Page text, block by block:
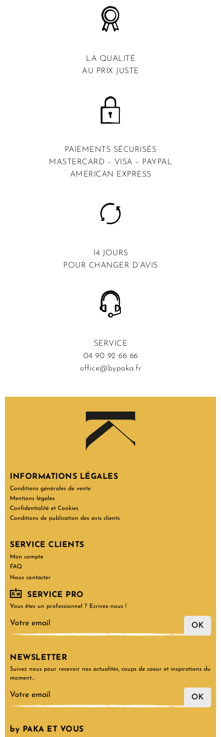
LA QUALITÉ
AU PRIX JUSTE
PAIEMENTS SÉCURISÉS
MASTERCARD – VISA – PAYPAL
AMERICAN EXPRESS
14 JOURS
POUR CHANGER D’AVIS
SERVICE
04 90 92 66 66
office@bypaka.fr
INFORMATIONS LÉGALES
Conditions générales de vente
Mentions légales
Confidentialité et Cookies
Conditions de publication des avis clients
SERVICE CLIENTS
Mon compte
FAQ
Nous contacter
SERVICE PRO
Vous êtes un professionnel ? Ecrivez-nous !
OK
NEWSLETTER
Suivez nous pour recevoir nos actualités, coups de coeur et inspirations du
moment…
OK
by PAKA ET VOUS